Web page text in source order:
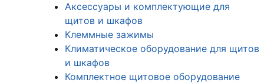
Аксессуары и комплектующие для
щитов и шкафов
Клеммные зажимы
Климатическое оборудование для щитов
и шкафов
Комплектное щитовое оборудование